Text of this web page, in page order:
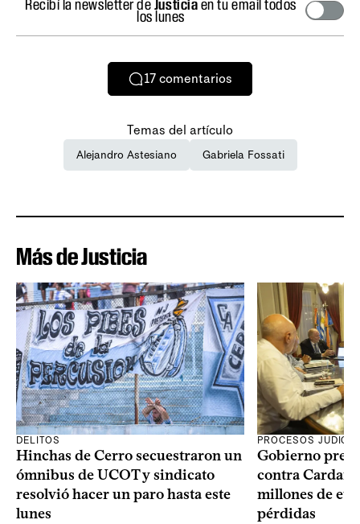
Recibí la newsletter deJusticiaen tu email todos
los lunes
17 comentarios
Temas del artículo
Alejandro Astesiano Gabriela Fossati
Más de Justicia
DELITOS
Hinchas de Cerro secuestraron un
ómnibus de UCOT y sindicato
resolvió hacer un paro hasta este
lunes
PROCESOS
Gobierno
contra
millones de
pérdidas